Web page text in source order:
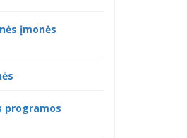
įmonės
programos